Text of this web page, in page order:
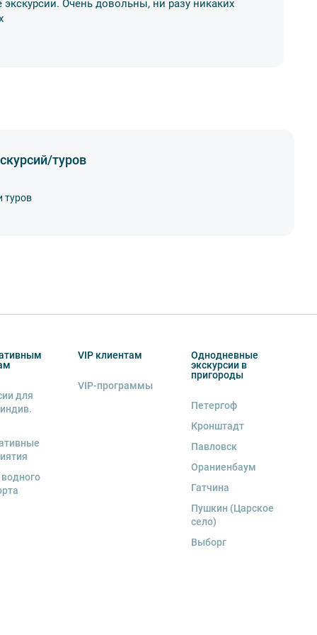
Очень довольны, ни разу никаких
туров
туров
для
VIP клиентам
VIP-программы
Однодневные
экскурсии в
пригороды
Петергоф
Кронштадт
Павловск
Ораниенбаум
Гатчина
Пушкин (Царское
село)
Выборг